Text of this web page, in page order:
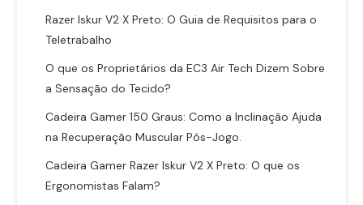
Razer Iskur V2 X Preto: O Guia de Requisitos para o
Teletrabalho
O que os Proprietários da EC3 Air Tech Dizem Sobre
a Sensação do Tecido?
Cadeira Gamer 150 Graus: Como a Inclinação Ajuda
na Recuperação Muscular Pós-Jogo.
Cadeira Gamer Razer Iskur V2 X Preto: O que os
Ergonomistas Falam?